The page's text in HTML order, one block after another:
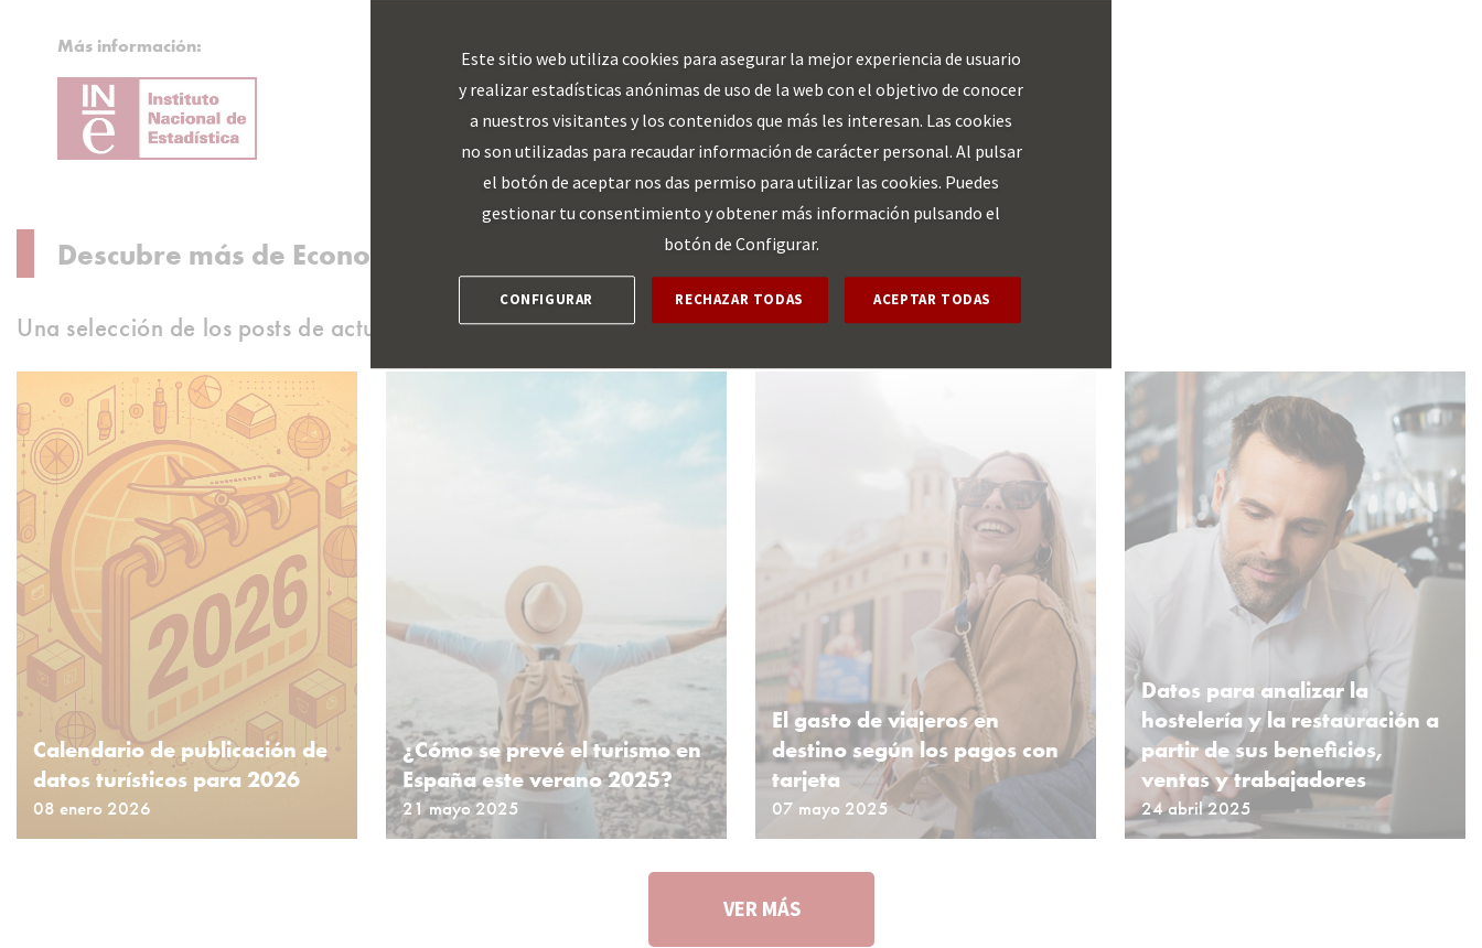
Más información:
Descubre más de Economía en nuestro blog
Una selección de los posts de actualidad sobre Economía
Calendario de publicación de
datos turísticos para 2026
08 enero 2026
¿Cómo se prevé el turismo en
España este verano 2025?
21 mayo 2025
El gasto de viajeros en
destino según los pagos con
tarjeta
07 mayo 2025
Datos para analizar la
hostelería y la restauración a
partir de sus beneficios,
ventas y trabajadores
24 abril 2025
VER MÁS
Este sitio web utiliza cookies para asegurar la mejor experiencia de usuario
y realizar estadísticas anónimas de uso de la web con el objetivo de conocer
a nuestros visitantes y los contenidos que más les interesan. Las cookies
no son utilizadas para recaudar información de carácter personal. Al pulsar
el botón de aceptar nos das permiso para utilizar las cookies. Puedes
gestionar tu consentimiento y obtener más información pulsando el
botón de Configurar.
CONFIGURAR RECHAZAR TODAS ACEPTAR TODAS